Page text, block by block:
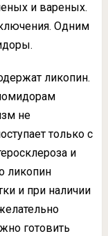
и вареных.
Одним
ликопин.
не
только с
и
ликопин
и при наличии
готовить